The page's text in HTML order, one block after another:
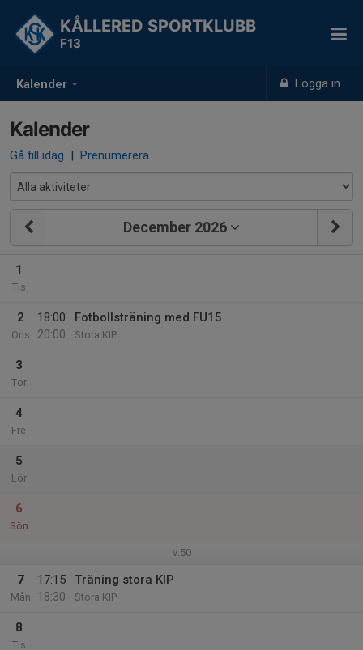
Kalender Logga in
KÅLLERED SPORTKLUBB
F13
Kalender
Gå till idag | Prenumerera
December 2026
1
Tis
2
Ons
18:00
20:00
Fotbollsträning med FU15
Stora KIP
3
Tor
4
Fre
5
Lör
6
Sön
v.50
7
Mån
17:15
18:30
Träning stora KIP
Stora KIP
8
Tis